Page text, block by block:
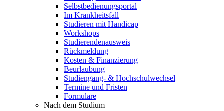
Selbstbedienungsportal
Im Krankheitsfall
Studieren mit Handicap
Workshops
Studierendenausweis
Rückmeldung
Kosten & Finanzierung
Beurlaubung
Studiengang- & Hochschulwechsel
Termine und Fristen
Formulare
Nach dem Studium